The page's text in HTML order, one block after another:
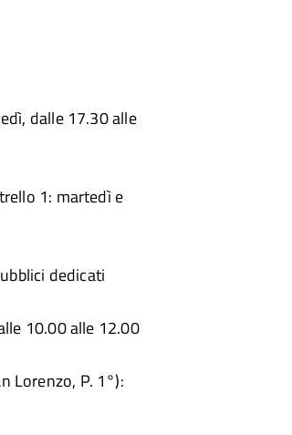
dalle 17.30 alle
1: martedì e
dedicati
10.00 alle 12.00
Lorenzo, P. 1°):